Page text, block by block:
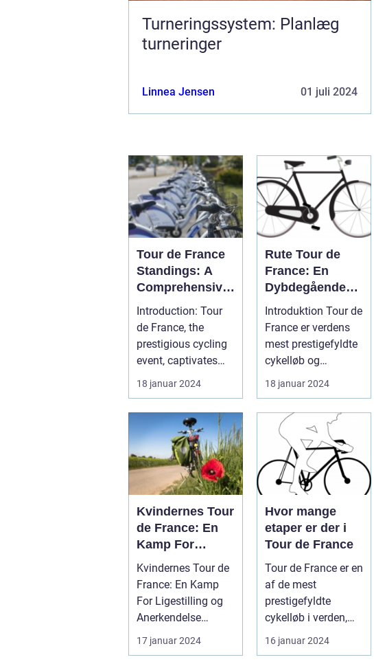
Turneringssystem: Planlæg
turneringer
Linnea Jensen 01 juli 2024
Tour de France
Standings: A
Comprehensive
Guide for
Cycling
Enthusiasts
Introduction: Tour
de France, the
prestigious cycling
event, captivates
sports enthusiasts
worldwid...
18 januar 2024
Rute Tour de
France: En
Dybdegående
Gennemgang af
Den Mest
Prestigefyldte
Cykelløbsrute i
Verden
Introduktion Tour de
France er verdens
mest prestigefyldte
cykelløb og
tiltrækker hvert år
millioner...
18 januar 2024
Kvindernes Tour
de France: En
Kamp For
Ligestilling og
Anerkendelse
Kvindernes Tour de
France: En Kamp
For Ligestilling og
Anerkendelse
Introduktion til
Kvindernes To...
17 januar 2024
Hvor mange
etaper er der i
Tour de France
Tour de France er en
af de mest
prestigefyldte
cykelløb i verden,
der tiltrækker
millioner af tilsku...
16 januar 2024